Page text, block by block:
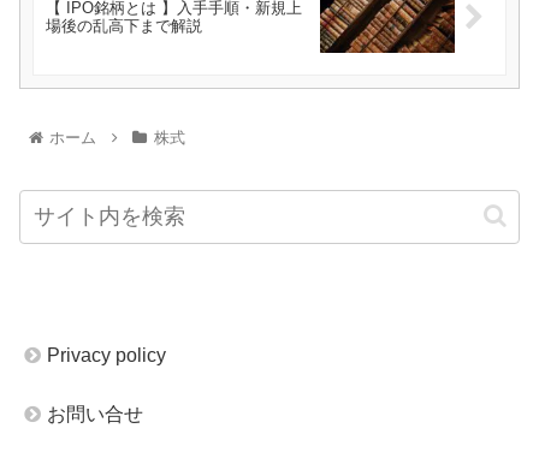
【 IPO銘柄とは 】入手手順・新規上
場後の乱高下まで解説
ホーム 株式
Privacy policy
お問い合せ